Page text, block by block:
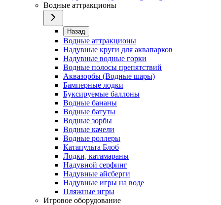
Водные аттракционы
Назад
Водные аттракционы
Надувные круги для аквапарков
Надувные водные горки
Водные полосы препятствий
Аквазорбы (Водные шары)
Бамперные лодки
Буксируемые баллоны
Водные бананы
Водные батуты
Водные зорбы
Водные качели
Водные роллеры
Катапульта Блоб
Лодки, катамараны
Надувной серфинг
Надувные айсберги
Надувные игры на воде
Пляжные игры
Игровое оборудование